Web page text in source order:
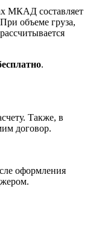
МКАД составляет
объеме груза,
.
Также, в
договор.
оформления